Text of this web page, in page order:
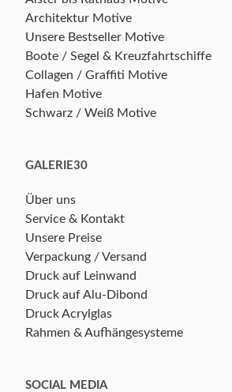
Architektur Motive
Unsere Bestseller Motive
Boote / Segel & Kreuzfahrtschiffe
Collagen / Graffiti Motive
Hafen Motive
Schwarz / Weiß Motive
GALERIE30
Über uns
Service & Kontakt
Unsere Preise
Verpackung / Versand
Druck auf Leinwand
Druck auf Alu-Dibond
Druck Acrylglas
Rahmen & Aufhängesysteme
SOCIAL MEDIA